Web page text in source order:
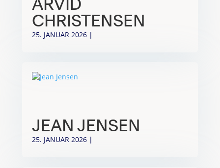
ARVID
CHRISTENSEN
25. JANUAR 2026|
JEAN JENSEN
25. JANUAR 2026|